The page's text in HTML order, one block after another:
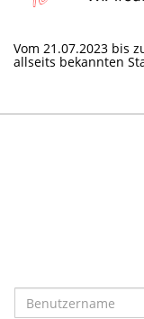
Vom 21.07.2023 bis
allseits bekannten